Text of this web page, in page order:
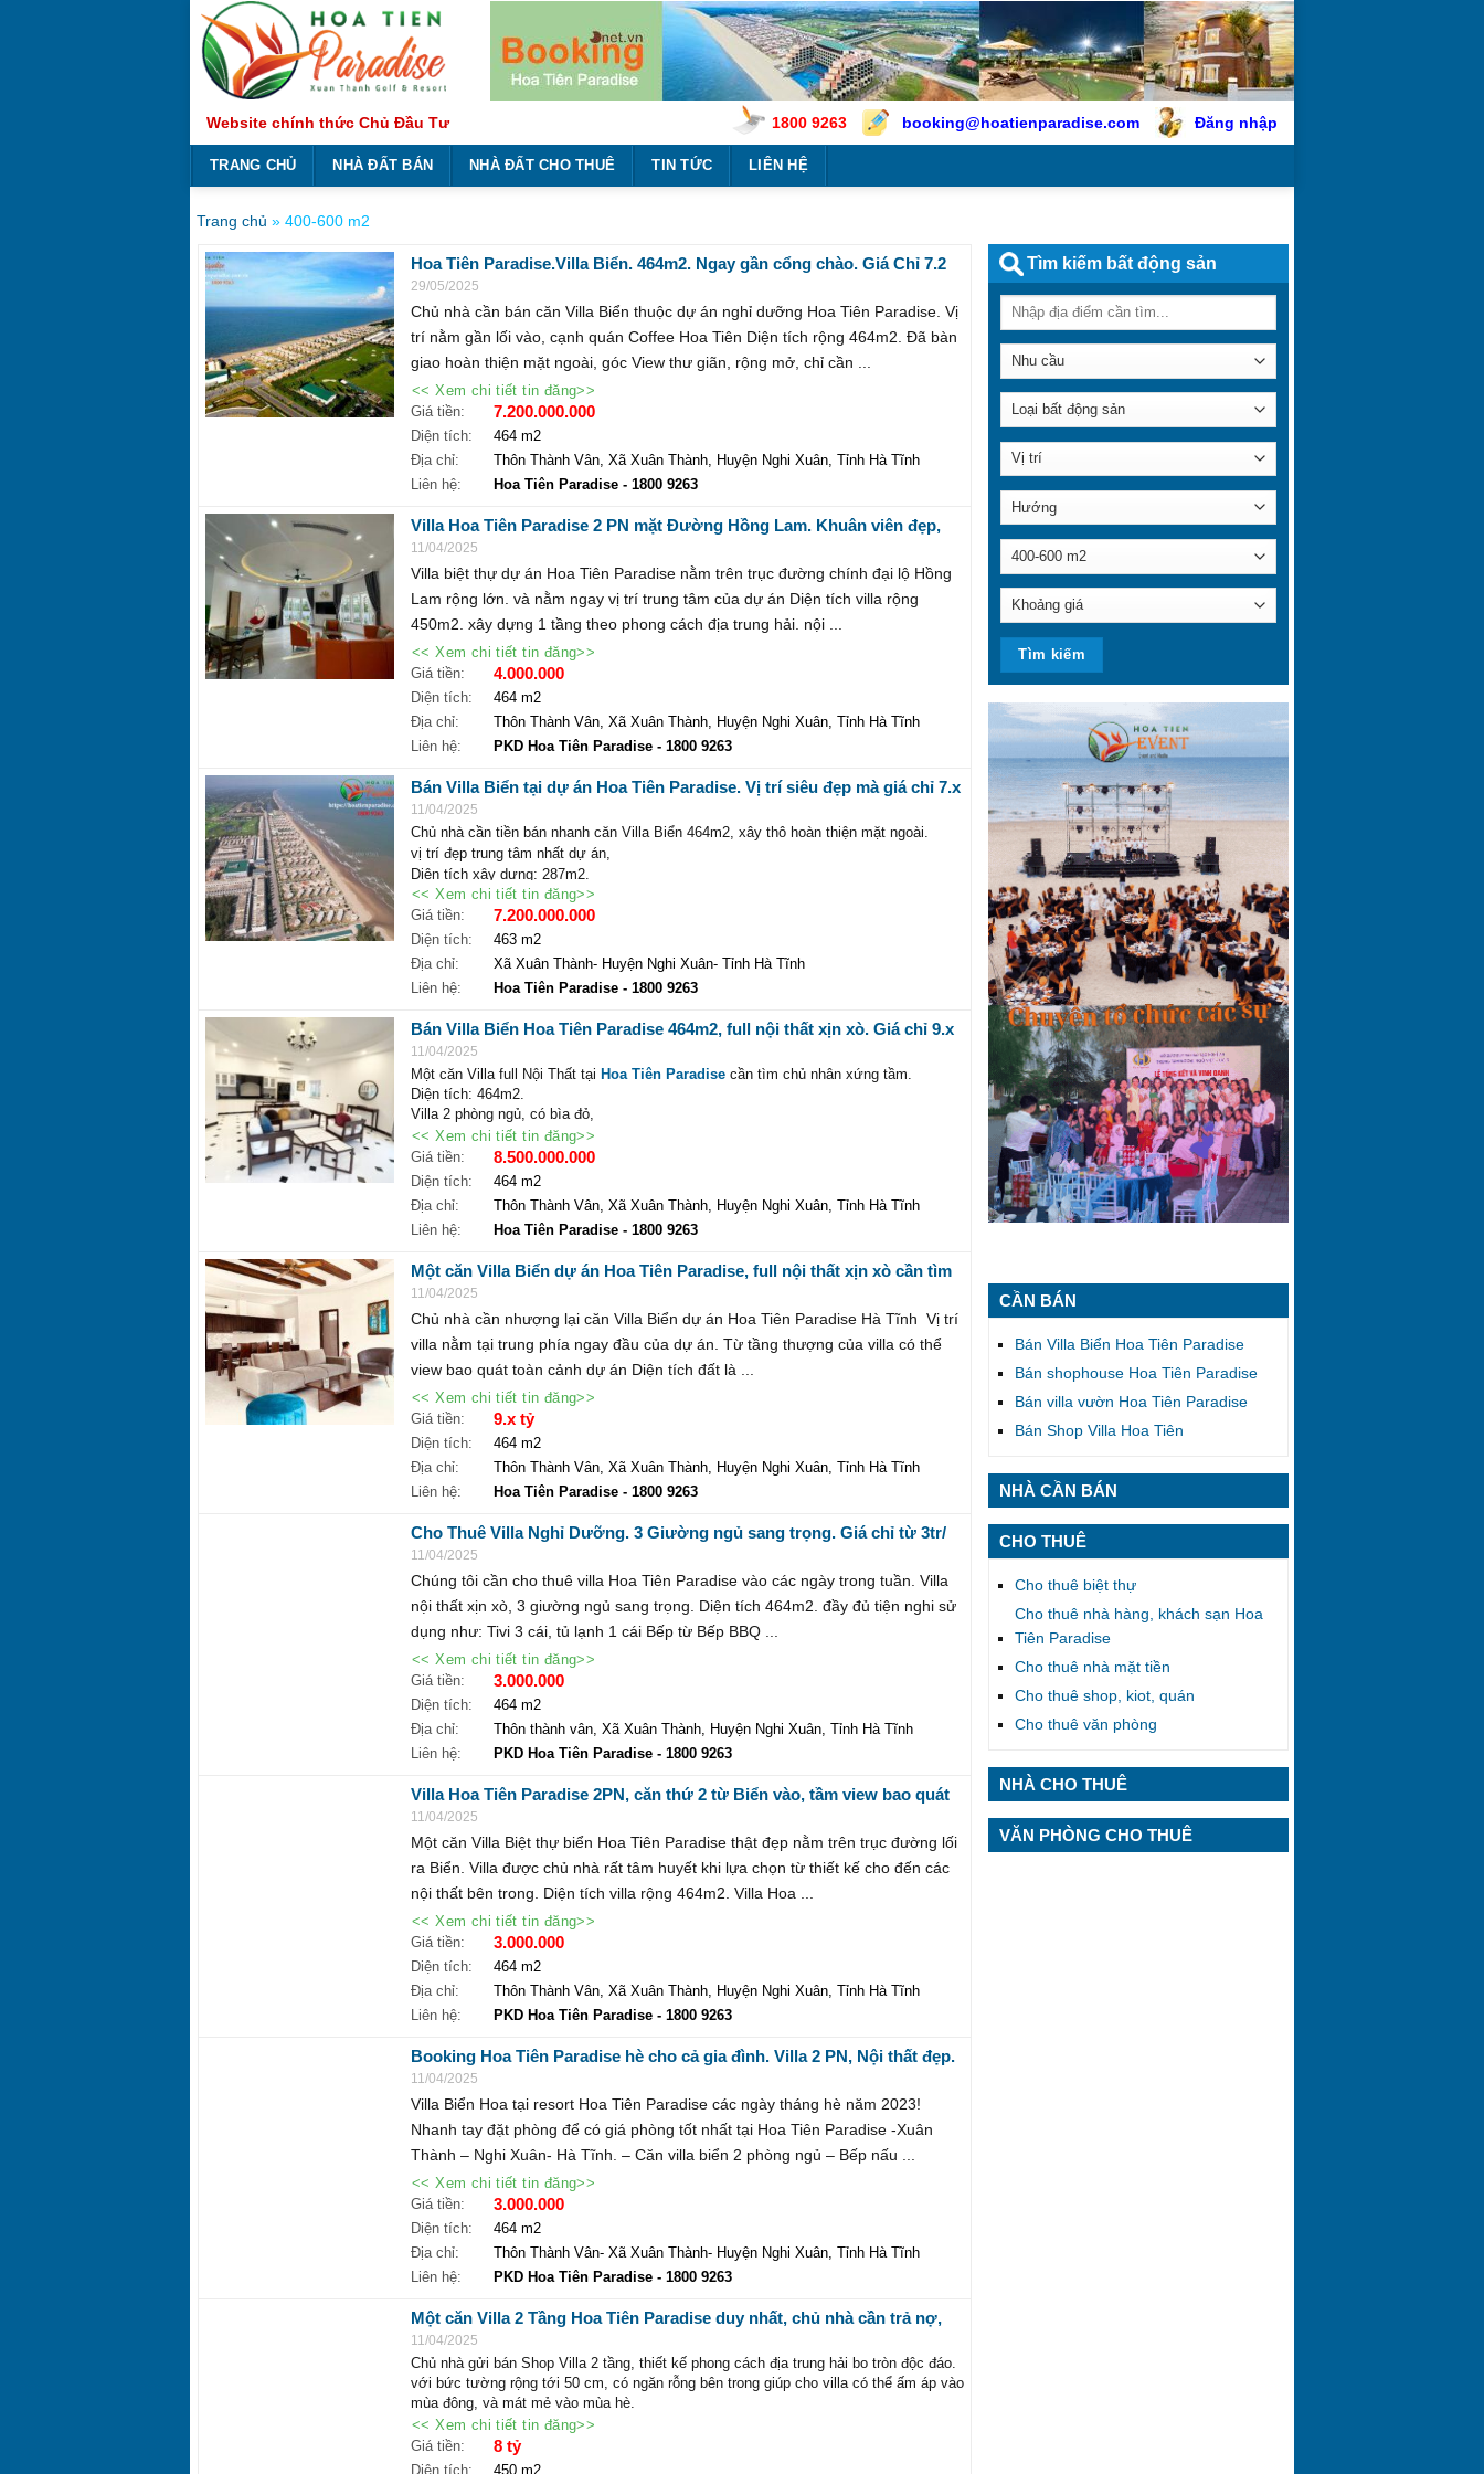
Bỏ
qua
nội
dung
Website chính thức Chủ Đầu Tư 1800 9263 booking@hoatienparadise.com Đăng nhập
TRANG CHỦ NHÀ ĐẤT BÁN NHÀ ĐẤT CHO THUÊ TIN TỨC LIÊN HỆ
Trang chủ » 400-600 m2
Hoa Tiên Paradise.Villa Biển. 464m2. Ngay gần cổng chào. Giá Chỉ 7.2
tỷ. Liên hệ:1800 9263
29/05/2025
Chủ nhà cần bán căn Villa Biển thuộc dự án nghỉ dưỡng Hoa Tiên Paradise. Vị
trí nằm gần lối vào, cạnh quán Coffee Hoa Tiên Diện tích rộng 464m2. Đã bàn
giao hoàn thiện mặt ngoài, góc View thư giãn, rộng mở, chỉ cần ...
<< Xem chi tiết tin đăng>>
Giá tiền:
7.200.000.000
Diện tích:
464 m2
Địa chỉ:
Thôn Thành Vân, Xã Xuân Thành, Huyện Nghi Xuân, Tỉnh Hà Tĩnh
Liên hệ:
Hoa Tiên Paradise - 1800 9263
Villa Hoa Tiên Paradise 2 PN mặt Đường Hồng Lam. Khuân viên đẹp,
tiện nghi đầy đủ.Lh: 18009263
11/04/2025
Villa biệt thự dự án Hoa Tiên Paradise nằm trên trục đường chính đại lộ Hồng
Lam rộng lớn. và nằm ngay vị trí trung tâm của dự án Diện tích villa rộng
450m2. xây dựng 1 tầng theo phong cách địa trung hải. nội ...
<< Xem chi tiết tin đăng>>
Giá tiền:
4.000.000
Diện tích:
464 m2
Địa chỉ:
Thôn Thành Vân, Xã Xuân Thành, Huyện Nghi Xuân, Tỉnh Hà Tĩnh
Liên hệ:
PKD Hoa Tiên Paradise - 1800 9263
Bán Villa Biển tại dự án Hoa Tiên Paradise. Vị trí siêu đẹp mà giá chỉ 7.x
tỷ.
11/04/2025
Chủ nhà cần tiền bán nhanh căn Villa Biển 464m2, xây thô hoàn thiện mặt ngoài.
vị trí đẹp trung tâm nhất dự án,
Diện tích xây dựng: 287m2.
Vì nhà nước thắt chặt tín dụng cho vay, nên doanh nghiệp gặp khó khăn xoay vòng
vốn. cần tiền quá đành phải bán đi.
Giá 7.200.000.000 VNĐ
Mọi thông tin liên hệ xem nhà và giao dịch:
PHÒNG KINH DOANH DỰ ÁN HOA TIÊN PARADISE
<< Xem chi tiết tin đăng>>
Giá tiền:
7.200.000.000
Diện tích:
463 m2
Địa chỉ:
Xã Xuân Thành- Huyện Nghi Xuân- Tỉnh Hà Tĩnh
Liên hệ:
Hoa Tiên Paradise - 1800 9263
Bán Villa Biển Hoa Tiên Paradise 464m2, full nội thất xịn xò. Giá chỉ 9.x
tỷ, liên hệ ngay
11/04/2025
Một căn Villa full Nội Thất tại Hoa Tiên Paradise cần tìm chủ nhân xứng tầm.
Diện tích: 464m2.
Villa 2 phòng ngủ, có bìa đỏ,
♦ Full nội thất giá chỉ 9.xx tỷ.
♦Mọi thông tin chi tiết liên hệ:
PHÒNG KINH DOANH DỰ ÁN
https://hoatienparadise.com.vn
☎ Hotline: 1800 9263 , Zalo: 0981.133.323
<< Xem chi tiết tin đăng>>
Giá tiền:
8.500.000.000
Diện tích:
464 m2
Địa chỉ:
Thôn Thành Vân, Xã Xuân Thành, Huyện Nghi Xuân, Tỉnh Hà Tĩnh
Liên hệ:
Hoa Tiên Paradise - 1800 9263
Một căn Villa Biển dự án Hoa Tiên Paradise, full nội thất xịn xò cần tìm
chủ nhân xứng tầm
11/04/2025
Chủ nhà cần nhượng lại căn Villa Biển dự án Hoa Tiên Paradise Hà Tĩnh Vị trí
villa nằm tại trung phía ngay đầu của dự án. Từ tầng thượng của villa có thể
view bao quát toàn cảnh dự án Diện tích đất là ...
<< Xem chi tiết tin đăng>>
Giá tiền:
9.x tỷ
Diện tích:
464 m2
Địa chỉ:
Thôn Thành Vân, Xã Xuân Thành, Huyện Nghi Xuân, Tỉnh Hà Tĩnh
Liên hệ:
Hoa Tiên Paradise - 1800 9263
Cho Thuê Villa Nghỉ Dưỡng. 3 Giường ngủ sang trọng. Giá chỉ từ 3tr/
đêm
11/04/2025
Chúng tôi cần cho thuê villa Hoa Tiên Paradise vào các ngày trong tuần. Villa
nội thất xịn xò, 3 giường ngủ sang trọng. Diện tích 464m2. đầy đủ tiện nghi sử
dụng như: Tivi 3 cái, tủ lạnh 1 cái Bếp từ Bếp BBQ ...
<< Xem chi tiết tin đăng>>
Giá tiền:
3.000.000
Diện tích:
464 m2
Địa chỉ:
Thôn thành vân, Xã Xuân Thành, Huyện Nghi Xuân, Tỉnh Hà Tĩnh
Liên hệ:
PKD Hoa Tiên Paradise - 1800 9263
Villa Hoa Tiên Paradise 2PN, căn thứ 2 từ Biển vào, tầm view bao quát
biển biển rất đẹp.
11/04/2025
Một căn Villa Biệt thự biển Hoa Tiên Paradise thật đẹp nằm trên trục đường lối
ra Biển. Villa được chủ nhà rất tâm huyết khi lựa chọn từ thiết kế cho đến các
nội thất bên trong. Diện tích villa rộng 464m2. Villa Hoa ...
<< Xem chi tiết tin đăng>>
Giá tiền:
3.000.000
Diện tích:
464 m2
Địa chỉ:
Thôn Thành Vân, Xã Xuân Thành, Huyện Nghi Xuân, Tỉnh Hà Tĩnh
Liên hệ:
PKD Hoa Tiên Paradise - 1800 9263
Booking Hoa Tiên Paradise hè cho cả gia đình. Villa 2 PN, Nội thất đẹp.
Giá 3tr/ngày.
11/04/2025
Villa Biển Hoa tại resort Hoa Tiên Paradise các ngày tháng hè năm 2023!
Nhanh tay đặt phòng để có giá phòng tốt nhất tại Hoa Tiên Paradise -Xuân
Thành – Nghi Xuân- Hà Tĩnh. – Căn villa biển 2 phòng ngủ – Bếp nấu ...
<< Xem chi tiết tin đăng>>
Giá tiền:
3.000.000
Diện tích:
464 m2
Địa chỉ:
Thôn Thành Vân- Xã Xuân Thành- Huyện Nghi Xuân, Tỉnh Hà Tĩnh
Liên hệ:
PKD Hoa Tiên Paradise - 1800 9263
Một căn Villa 2 Tầng Hoa Tiên Paradise duy nhất, chủ nhà cần trả nợ,
bán gấp, giá cắt lỗ. Liên hệ ngay
11/04/2025
Chủ nhà gửi bán Shop Villa 2 tầng, thiết kế phong cách địa trung hải bo tròn độc đáo.
với bức tường rộng tới 50 cm, có ngăn rỗng bên trong giúp cho villa có thể ấm áp vào
mùa đông, và mát mẻ vào mùa hè.
Diện tích: 450m2,
Mặt tiền rộng: 15m
Shopvilla sở hữu 4 mặt thoáng view rừng, view biển,view golf, view núi hồng lĩnh.
<< Xem chi tiết tin đăng>>
Giá tiền:
8 tỷ
Diện tích:
450 m2
Tìm kiếm bất động sản
CẦN BÁN
Bán Villa Biển Hoa Tiên Paradise
Bán shophouse Hoa Tiên Paradise
Bán villa vườn Hoa Tiên Paradise
Bán Shop Villa Hoa Tiên
NHÀ CẦN BÁN
CHO THUÊ
Cho thuê biệt thự
Cho thuê nhà hàng, khách sạn Hoa
Tiên Paradise
Cho thuê nhà mặt tiền
Cho thuê shop, kiot, quán
Cho thuê văn phòng
NHÀ CHO THUÊ
VĂN PHÒNG CHO THUÊ